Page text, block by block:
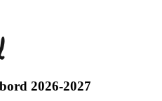
2026-2027